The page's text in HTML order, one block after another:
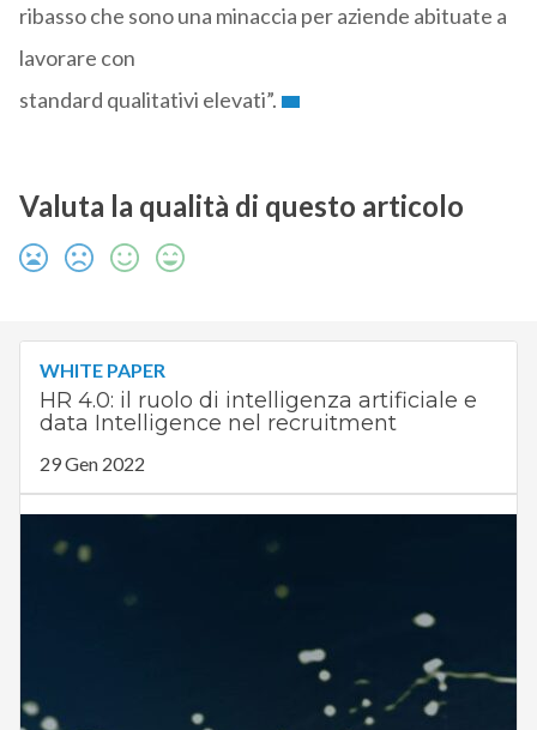
ribasso che sono una minaccia per aziende abituate a
lavorare con
standard qualitativi elevati”.
Valuta la qualità di questo articolo
WHITE PAPER
HR 4.0: il ruolo di intelligenza artificiale e
data Intelligence nel recruitment
29 Gen 2022